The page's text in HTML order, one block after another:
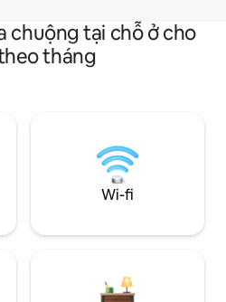
chuộng tại chỗ ở cho
tháng
Wi-fi